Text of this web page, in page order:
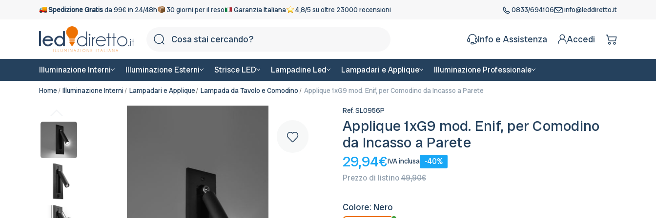
Spedizione Gratisda 99€ in 24/48h 30 giorni per il reso Garanzia Italiana 4,8/5 su oltre 23000 recensioni 0833/694106 info@leddiretto.it
Info e Assistenza Accedi
Illuminazione Interni Illuminazione Esterni Strisce LED Lampadine Led Lampadari e Applique Illuminazione Professionale
Home Illuminazione Interni Lampadari e Applique Lampada da Tavolo e Comodino Applique 1xG9 mod. Enif, per Comodino da Incasso a Parete
Ref. SL0956P
Applique 1xG9 mod. Enif, per Comodino
da Incasso a Parete
29,94€IVA inclusa
-40%
Prezzo di listino49,90€
Colore: Nero